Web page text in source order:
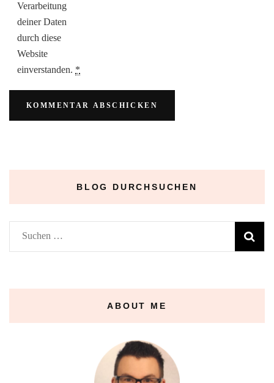
Verarbeitung
deiner Daten
durch diese
Website
einverstanden. *
BLOG DURCHSUCHEN
Suchen
nach:
ABOUT ME